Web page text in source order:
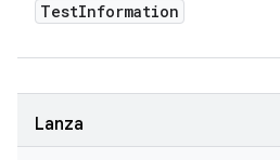
TestInformation
Lanza